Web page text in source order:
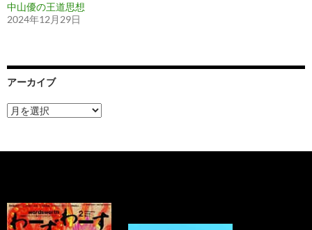
中山優の王道思想
2024年12月29日
アーカイブ
ア
ー